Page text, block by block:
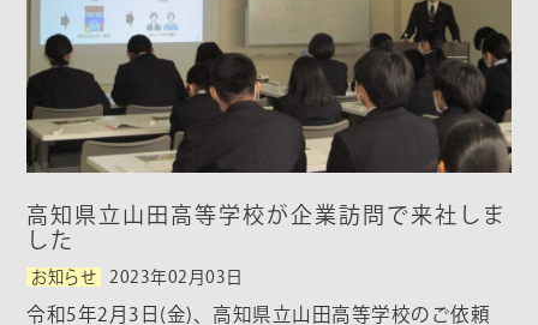
高知県立山田高等学校が企業訪問で来社しま
した
お知らせ 2023年02月03日
令和5年2月3日(金)、高知県立山田高等学校のご依頼